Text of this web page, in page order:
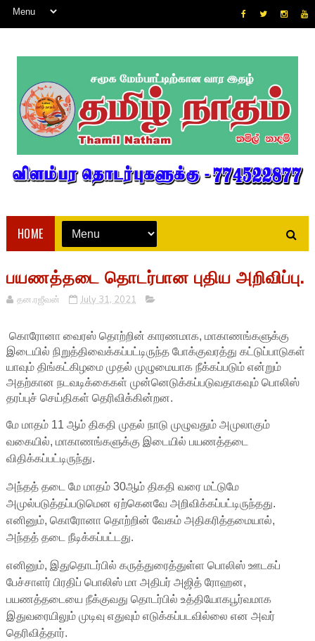
HOME
பயணத்தடை தொடர்பான புதிய அறிவிப்பு.
தன.ரஜீவன் July 31, 2021
கொரோனா வைரஸ் தொற்றின் காரணமாக, மாகாணங்களுக்கு
இடையில் நிறுத்திவைக்கப்பட்டிருந்த போக்குவரத்து கட்டுப்பாடுகள்
யாவும் திங்கட்கிழமை முதல் முழுமையாக நீக்கப்படும் என்றும்
அதற்கான நடவடிக்கைகள் முன்னெடுக்கப்படுவதாகவும் பொலிஸ்
தரப்புச் செய்திகள் தெரிவிக்கின்றன.
மே மாதம் 11 ஆம் திகதி முதல் நாடு முழுவதும் அமுலாகும்
வகையில், மாகாணங்களுக்கு இடையில் பயணத்தடை
விதிக்கப்பட்டிருந்து.
அந்தத் தடை மே மாதம் 30ஆம் திகதி வரை மட்டுமே
அமுல்படுத்தப்படுமென ஏற்கெனவே அறிவிக்கப்பட்டிருந்தது.
எனினும், கொ​ரோனா தொற்றின் வேகம் அதிகரித்தமையால்,
அந்தத் தடை நீடிக்கப்பட்டது.
எனினும், இதுதொடர்பில் கருத்துரைத்துள்ள பொலிஸ் ஊடகப்
பேச்சாளர் பிரதிப் பொலிஸ் மா அதிபர் அஜித் ரோஹன,
பயணத்தடையை நீக்குவது தொடர்பில் உத்தியோகபூர்வமாக
இதுவரையிலும் முடிவு எதுவும் எடுக்கப்படவில்லை என அவர்
தெரிவித்தார்.